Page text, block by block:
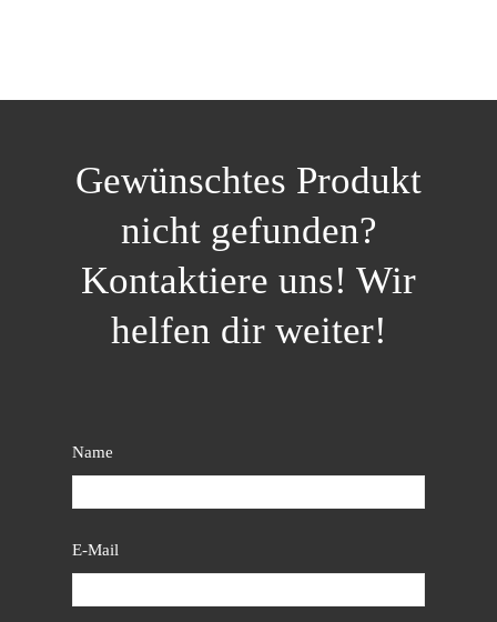
Gewünschtes Produkt
nicht gefunden?
Kontaktiere uns! Wir
helfen dir weiter!
Name
E-Mail